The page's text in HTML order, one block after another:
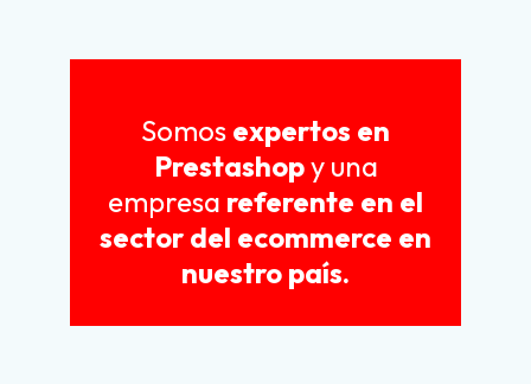
Somos expertos en
Prestashopy una
empresa referente en el
sector del ecommerce en
nuestro país.